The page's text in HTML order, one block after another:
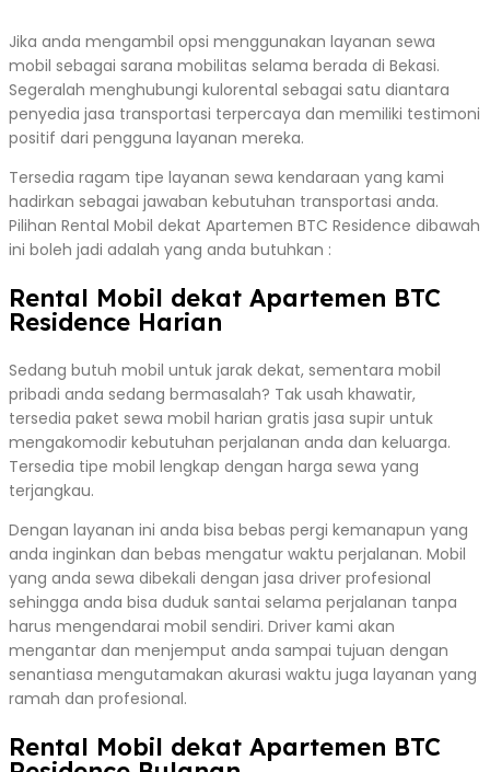
Jika anda mengambil opsi menggunakan layanan sewa
mobil sebagai sarana mobilitas selama berada di Bekasi.
Segeralah menghubungi kulorental sebagai satu diantara
penyedia jasa transportasi terpercaya dan memiliki testimoni
positif dari pengguna layanan mereka.
Tersedia ragam tipe layanan sewa kendaraan yang kami
hadirkan sebagai jawaban kebutuhan transportasi anda.
Pilihan Rental Mobil dekat Apartemen BTC Residence dibawah
ini boleh jadi adalah yang anda butuhkan :
Rental Mobil dekat Apartemen BTC
Residence Harian
Sedang butuh mobil untuk jarak dekat, sementara mobil
pribadi anda sedang bermasalah? Tak usah khawatir,
tersedia paket sewa mobil harian gratis jasa supir untuk
mengakomodir kebutuhan perjalanan anda dan keluarga.
Tersedia tipe mobil lengkap dengan harga sewa yang
terjangkau.
Dengan layanan ini anda bisa bebas pergi kemanapun yang
anda inginkan dan bebas mengatur waktu perjalanan. Mobil
yang anda sewa dibekali dengan jasa driver profesional
sehingga anda bisa duduk santai selama perjalanan tanpa
harus mengendarai mobil sendiri. Driver kami akan
mengantar dan menjemput anda sampai tujuan dengan
senantiasa mengutamakan akurasi waktu juga layanan yang
ramah dan profesional.
Rental Mobil dekat Apartemen BTC